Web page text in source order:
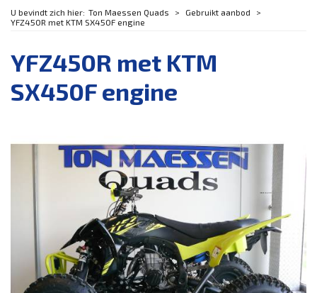
Ton Maessen Quads
Gebruikt aanbod
YFZ450R met KTM SX450F engine
YFZ450R met KTM
SX450F engine